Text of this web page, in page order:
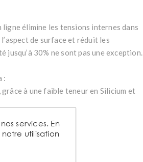
élimine les tensions internes dans
de surface et réduit les
jusqu’à 30% ne sont pas une exception.
:
à une faible teneur en Silicium et
services. En
utilisation